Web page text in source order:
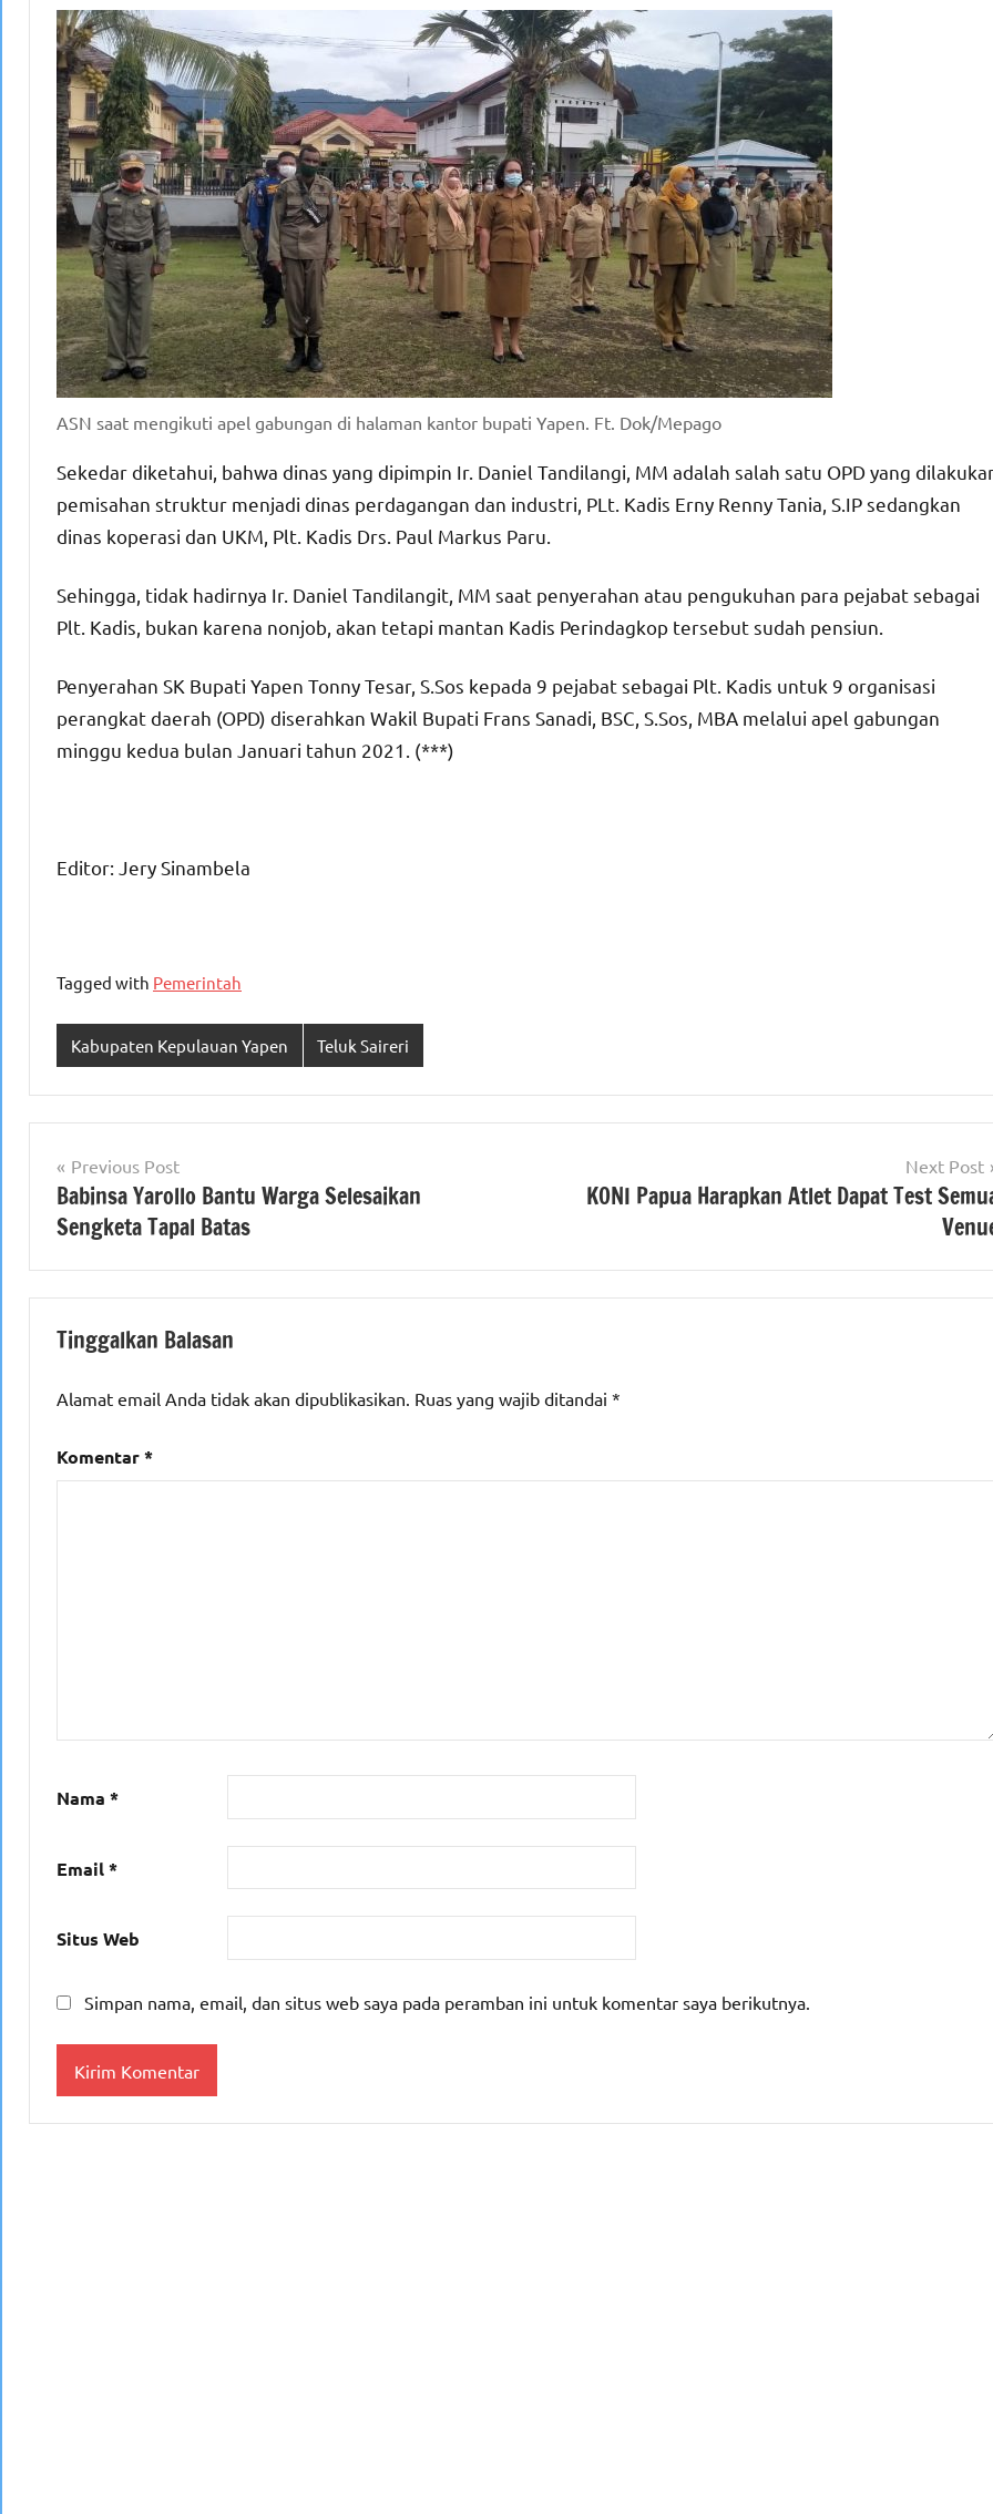
ASN saat mengikuti apel gabungan di halaman kantor bupati Yapen. Ft. Dok/Mepago
Sekedar diketahui, bahwa dinas yang dipimpin Ir. Daniel Tandilangi, MM adalah salah satu OPD yang
pemisahan struktur menjadi dinas perdagangan dan industri, PLt. Kadis Erny Renny Tania, S.IP sedangkan
dinas koperasi dan UKM, Plt. Kadis Drs. Paul Markus Paru.
Sehingga, tidak hadirnya Ir. Daniel Tandilangit, MM saat penyerahan atau pengukuhan para pejabat sebagai
Plt. Kadis, bukan karena nonjob, akan tetapi mantan Kadis Perindagkop tersebut sudah pensiun.
Penyerahan SK Bupati Yapen Tonny Tesar, S.Sos kepada 9 pejabat sebagai Plt. Kadis untuk 9 organisasi
perangkat daerah (OPD) diserahkan Wakil Bupati Frans Sanadi, BSC, S.Sos, MBA melalui apel gabungan
minggu kedua bulan Januari tahun 2021. (***)
Editor: Jery Sinambela
Tagged with Pemerintah
Kabupaten Kepulauan Yapen Teluk Saireri
Navigasi
pos
Previous Post
Babinsa Yarollo Bantu Warga Selesaikan
Sengketa Tapal Batas
Next Post
KONI Papua Harapkan Atlet Dapat Test
Tinggalkan Balasan
Alamat email Anda tidak akan dipublikasikan. Ruas yang wajib ditandai *
Komentar*
Nama *
Email*
Situs Web
Simpan nama, email, dan situs web saya pada peramban ini untuk komentar saya berikutnya.